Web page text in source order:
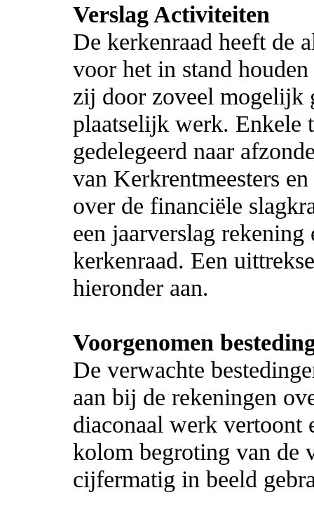
Verslag Activiteiten
De kerkenraad heeft de
voor het in stand
zij door zoveel mogelijk
plaatselijk werk. Enkele
gedelegeerd naar
van Kerkrentmeesters
over de financiële
een jaarverslag
kerkenraad. Een
hieronder aan.
Voorgenomen
De verwachte
aan bij de rekeningen
diaconaal werk vertoont
kolom begroting van de
cijfermatig in beeld